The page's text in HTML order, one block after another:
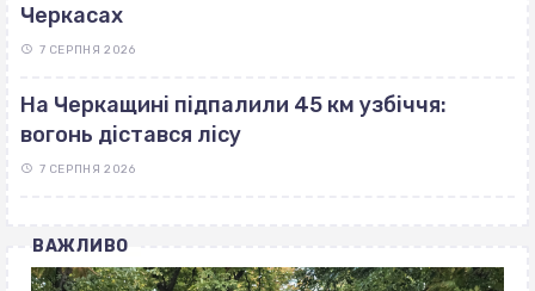
Черкасах
7 СЕРПНЯ 2026
На Черкащині підпалили 45 км узбіччя:
вогонь дістався лісу
7 СЕРПНЯ 2026
ВАЖЛИВО